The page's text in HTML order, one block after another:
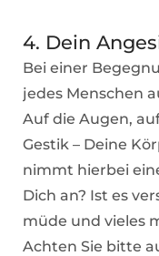
4. Dein
Bei einer
jedes Menschen
Auf die Augen,
Gestik – Deine
nimmt hierbei
Dich an? Ist es
müde und vieles
Achten Sie bitte